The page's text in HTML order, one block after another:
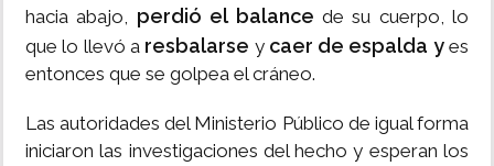
hacia abajo, perdió el balance de su cuerpo, lo
que lo llevó a resbalarse y caer de espalda yes
entonces que se golpea el cráneo.
Las autoridades del Ministerio Público de igual forma
iniciaron las investigaciones del hecho y esperan los